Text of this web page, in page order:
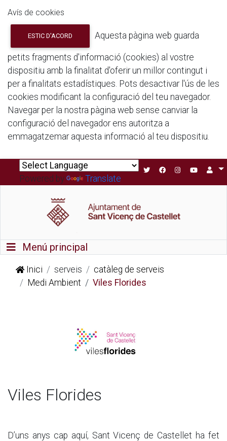
Avís de cookies
ESTIC D'ACORD Aquesta pàgina web guarda
petits fragments d'informació (cookies) al vostre
dispositiu amb la finalitat d'oferir un millor contingut i
per a finalitats estadístiques. Pots desactivar l'ús de les
cookies modificant la configuració del teu navegador.
Navegar per la nostra pàgina web sense canviar la
configuració del navegador ens autoritza a
emmagatzemar aquesta informació al teu dispositiu.
Powered by Translate
Commutador de navegació
Menú principal
Inici serveis
catàleg de serveis
Medi Ambient
Viles Florides
Viles Florides
D’uns anys cap aquí, Sant Vicenç de Castellet ha fet